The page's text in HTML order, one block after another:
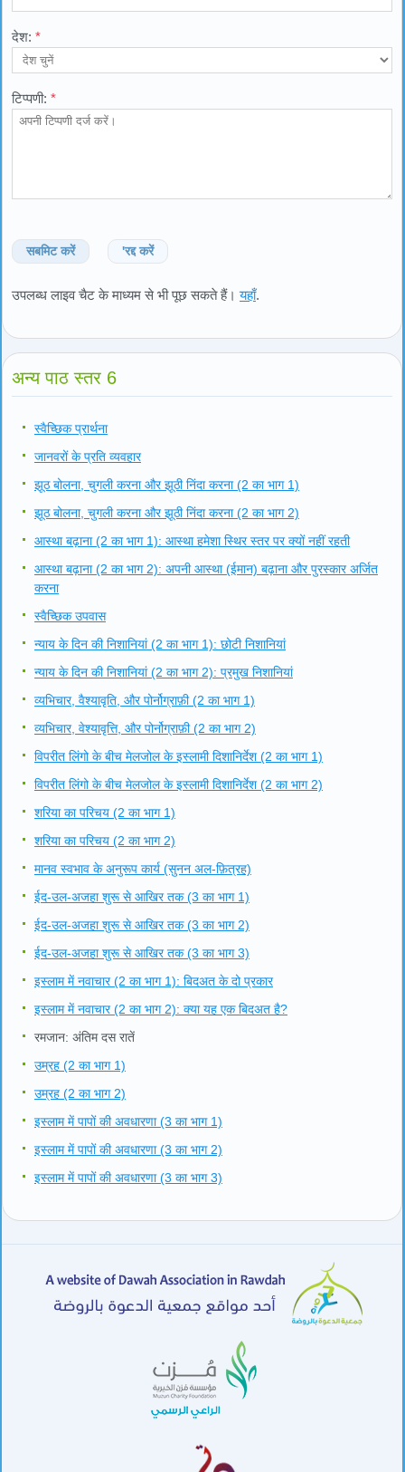
देश: *
टिप्पणी: *
सबमिट करें 'रद्द करें
उपलब्ध लाइव चैट के माध्यम से भी पूछ सकते हैं।यहाँ.
अन्य पाठ स्तर 6
स्वैच्छिक प्रार्थना
जानवरों के प्रति व्यवहार
झूठ बोलना, चुगली करना और झूठी निंदा करना (2 का भाग 1)
झूठ बोलना, चुगली करना और झूठी निंदा करना (2 का भाग 2)
आस्था बढ़ाना (2 का भाग 1): आस्था हमेशा स्थिर स्तर पर क्यों नहीं रहती
आस्था बढ़ाना (2 का भाग 2): अपनी आस्था (ईमान) बढ़ाना और पुरस्कार अर्जित
करना
स्वैच्छिक उपवास
न्याय के दिन की निशानियां (2 का भाग 1): छोटी निशानियां
न्याय के दिन की निशानियां (2 का भाग 2): प्रमुख निशानियां
व्यभिचार, वैश्यावृति, और पोर्नोग्राफ़ी (2 का भाग 1)
व्यभिचार, वेश्यावृत्ति, और पोर्नोग्राफ़ी (2 का भाग 2)
विपरीत लिंगो के बीच मेलजोल के इस्लामी दिशानिर्देश (2 का भाग 1)
विपरीत लिंगो के बीच मेलजोल के इस्लामी दिशानिर्देश (2 का भाग 2)
शरिया का परिचय (2 का भाग 1)
शरिया का परिचय (2 का भाग 2)
मानव स्वभाव के अनुरूप कार्य (सुनन अल-फ़ित्रह)
ईद-उल-अजहा शुरू से आखिर तक (3 का भाग 1)
ईद-उल-अजहा शुरू से आखिर तक (3 का भाग 2)
ईद-उल-अजहा शुरू से आखिर तक (3 का भाग 3)
इस्लाम में नवाचार (2 का भाग 1): बिदअत के दो प्रकार
इस्लाम में नवाचार (2 का भाग 2): क्या यह एक बिदअत है?
रमजान: अंतिम दस रातें
उम्रह (2 का भाग 1)
उम्रह (2 का भाग 2)
इस्लाम में पापों की अवधारणा (3 का भाग 1)
इस्लाम में पापों की अवधारणा (3 का भाग 2)
इस्लाम में पापों की अवधारणा (3 का भाग 3)